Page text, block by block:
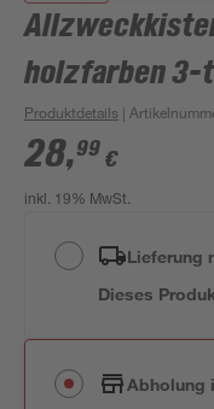
holzfarben
Produktdetails |
28,99 €
inkl. 19% MwSt.
Lieferung
Dieses
Abholung